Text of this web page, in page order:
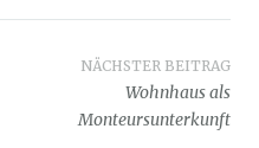
NÄCHSTER BEITRAG
Wohnhaus als
Monteursunterkunft